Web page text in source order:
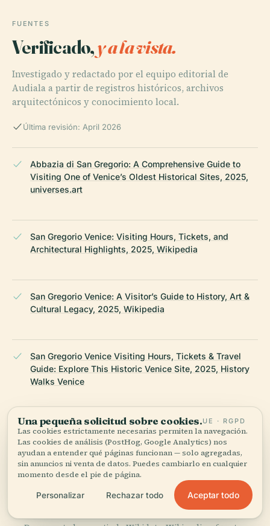
FUENTES
Verificado,y a la vista.
Investigado y redactado por el equipo editorial de
Audiala a partir de registros históricos, archivos
arquitectónicos y conocimiento local.
Última revisión: April 2026
Abbazia di San Gregorio: A Comprehensive Guide to
Visiting One of Venice’s Oldest Historical Sites, 2025,
universes.art
San Gregorio Venice: Visiting Hours, Tickets, and
Architectural Highlights, 2025, Wikipedia
San Gregorio Venice: A Visitor’s Guide to History, Art &
Cultural Legacy, 2025, Wikipedia
San Gregorio Venice Visiting Hours, Tickets & Travel
Guide: Explore This Historic Venice Site, 2025, History
Walks Venice
Venice Biennale Official Site, 2025, labiennale.org
Wikipedia — San Gregorio
Una pequeña solicitud sobre cookies.UE · RGPD
Las cookies estrictamente necesarias permiten la navegación.
Las cookies de análisis (PostHog, Google Analytics) nos
ayudan a entender qué páginas funcionan — solo agregadas,
sin anuncios ni venta de datos. Puedes cambiarlo en cualquier
momento desde el pie de página.
Personalizar Rechazar todo Aceptar todo